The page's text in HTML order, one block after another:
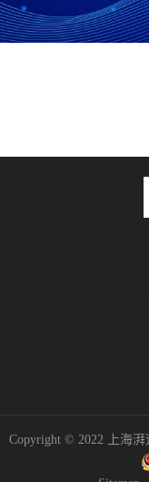
Copyright © 2022 上海湃